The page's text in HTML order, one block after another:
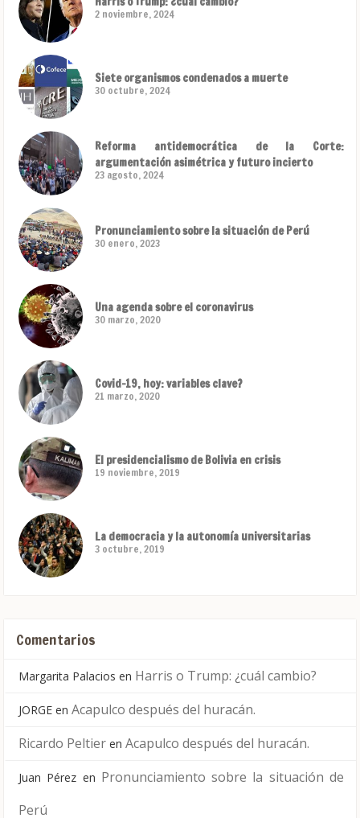
2 noviembre, 2024
Siete organismos condenados a muerte
30 octubre, 2024
Reforma antidemocrática de la Corte:
argumentación asimétrica y futuro incierto
23 agosto, 2024
Pronunciamiento sobre la situación de Perú
30 enero, 2023
Una agenda sobre el coronavirus
30 marzo, 2020
Covid-19, hoy: variables clave?
21 marzo, 2020
El presidencialismo de Bolivia en crisis
19 noviembre, 2019
La democracia y la autonomía universitarias
3 octubre, 2019
Comentarios
Margarita Palacios en Harris o Trump: ¿cuál cambio?
JORGE en Acapulco después del huracán.
Ricardo Peltier en Acapulco después del huracán.
Juan Pérez en Pronunciamiento sobre la situación de
Perú